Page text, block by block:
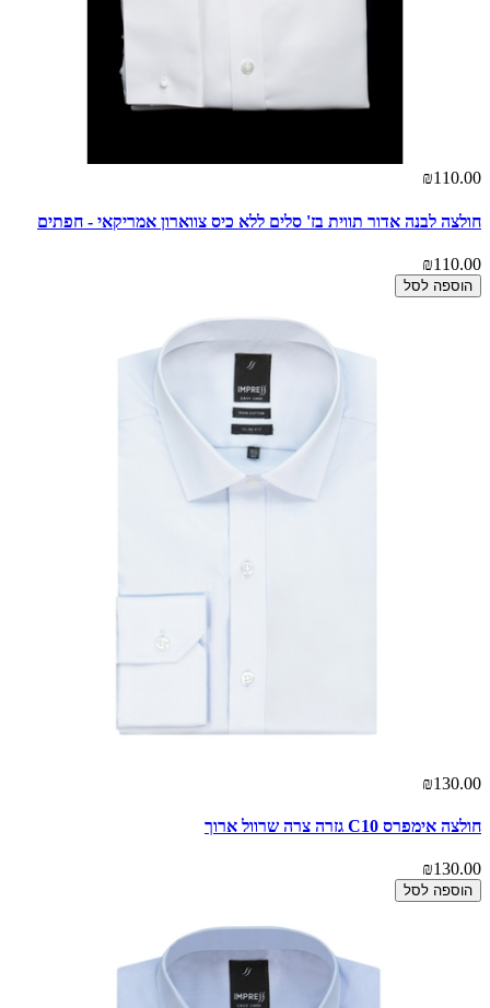
₪110.00
חולצה לבנה אדור תווית בז' סלים ללא כיס צווארון אמריקאי - חפתים
₪110.00
הוספה לסל
₪130.00
חולצה אימפרס C10 גזרה צרה שרוול ארוך
₪130.00
הוספה לסל